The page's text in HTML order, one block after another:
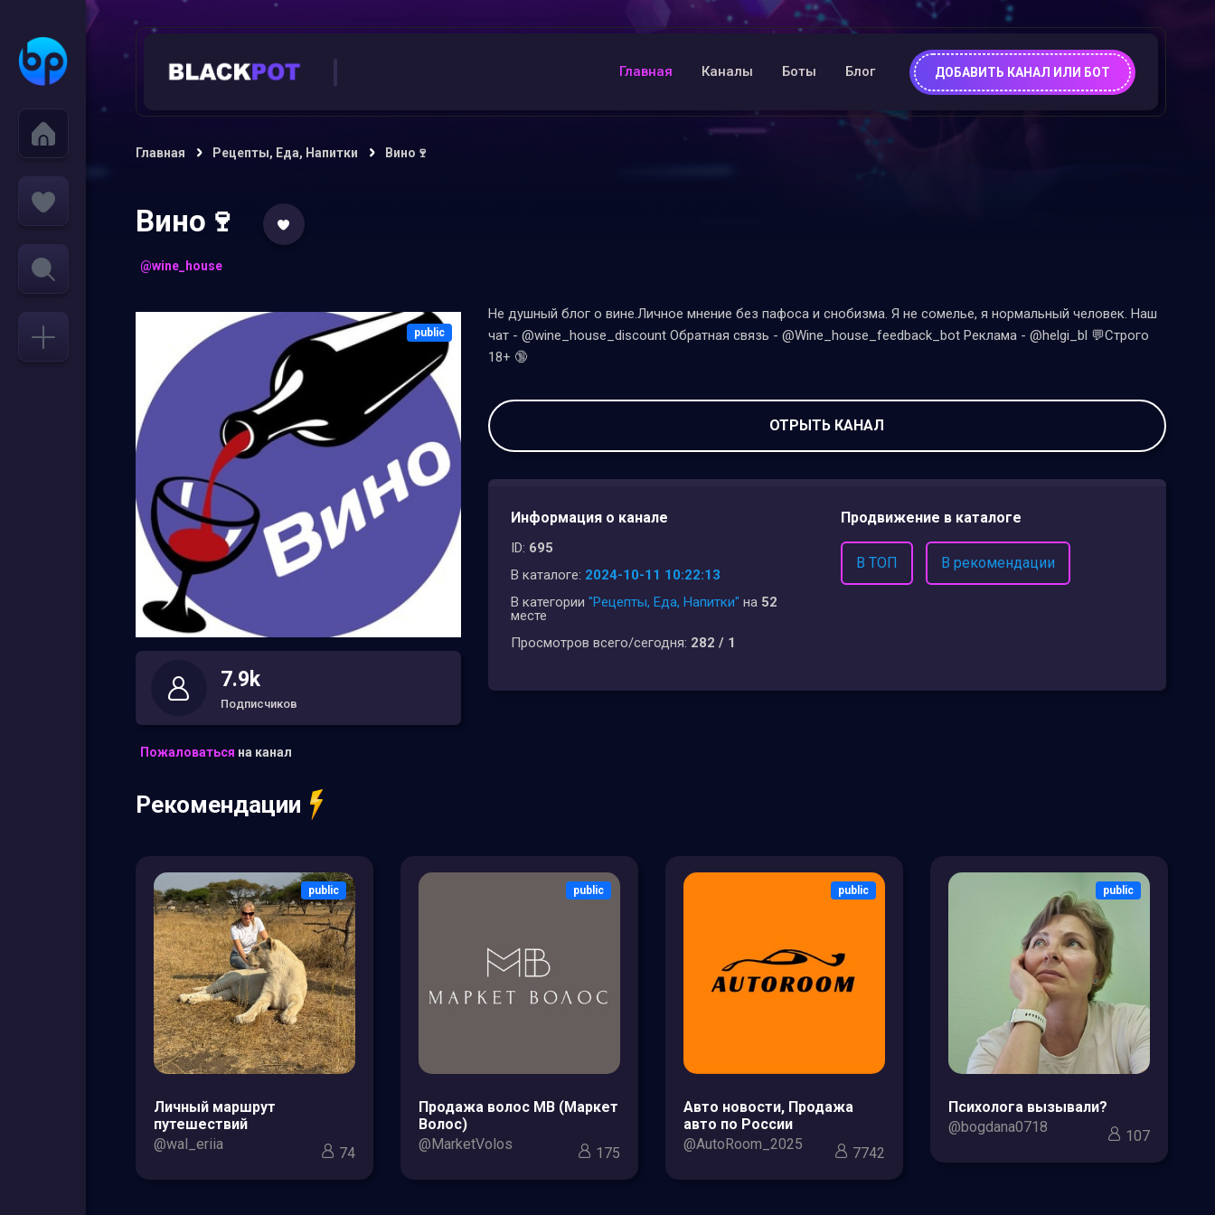
Главная Каналы Боты Блог ДОБАВИТЬ КАНАЛ ИЛИ БОТ
Главная Рецепты, Еда, Напитки Вино🍷
Вино🍷
@wine_house
public
7.9k
Подписчиков
Пожаловаться на канал
Не душный блог о вине.Личное мнение без пафоса и снобизма. Я не сомелье, я нормальный человек. Наш
чат - @wine_house_discount Обратная связь - @Wine_house_feedback_bot Реклама - @helgi_bl 💬Строго
18+ 🔞
ОТРЫТЬ КАНАЛ
Информация о канале
ID: 695
В каталоге: 2024-10-11 10:22:13
В категории "Рецепты, Еда, Напитки" на 52
месте
Просмотров всего/сегодня: 282 / 1
Продвижение в каталоге
В ТОП В рекомендации
Рекомендации
public
Личный маршрут
путешествий
@wal_eriia
74
public
Продажа волос МВ (Маркет
Волос)
@MarketVolos
175
public
Авто новости, Продажа
авто по России
@AutoRoom_2025
7742
public
Психолога вызывали?
@bogdana0718
107